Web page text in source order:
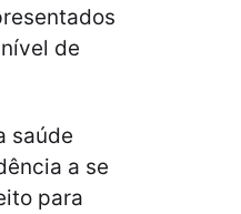
de
saúde
a se
para